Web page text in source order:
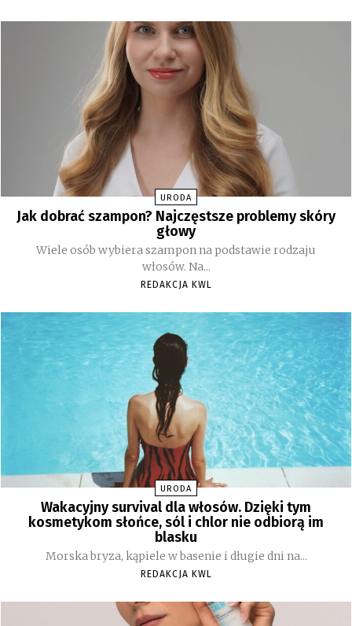
URODA
Jak dobrać szampon? Najczęstsze problemy skóry
głowy
Wiele osób wybiera szampon na podstawie rodzaju
włosów. Na...
REDAKCJA KWL
URODA
Wakacyjny survival dla włosów. Dzięki tym
kosmetykom słońce, sól i chlor nie odbiorą im
blasku
Morska bryza, kąpiele w basenie i długie dni na...
REDAKCJA KWL